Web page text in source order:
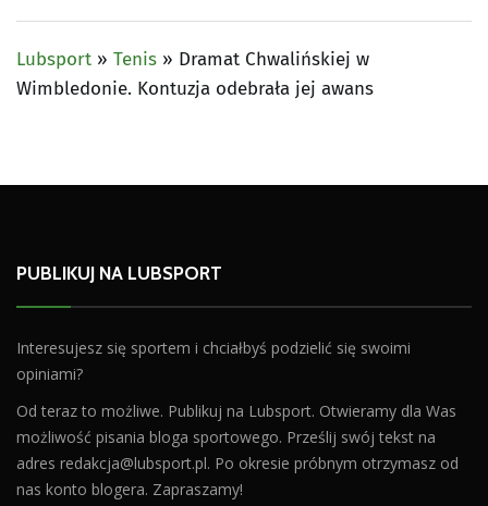
Lubsport » Tenis » Dramat Chwalińskiej w
Wimbledonie. Kontuzja odebrała jej awans
PUBLIKUJ NA LUBSPORT
Interesujesz się sportem i chciałbyś podzielić się swoimi
opiniami?
Od teraz to możliwe. Publikuj na Lubsport. Otwieramy dla Was
możliwość pisania bloga sportowego. Prześlij swój tekst na
adres redakcja@lubsport.pl. Po okresie próbnym otrzymasz od
nas konto blogera. Zapraszamy!